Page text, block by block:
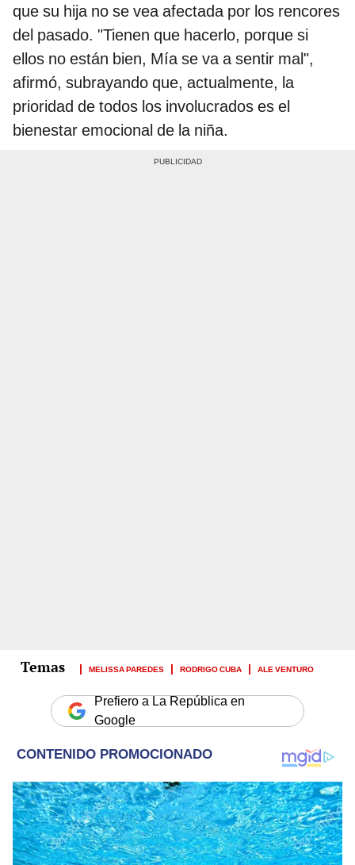
que su hija no se vea afectada por los rencores
del pasado. "Tienen que hacerlo, porque si
ellos no están bien, Mía se va a sentir mal",
afirmó, subrayando que, actualmente, la
prioridad de todos los involucrados es el
bienestar emocional de la niña.
MELISSA PAREDES RODRIGO CUBA ALE VENTURO
Prefiero a La República en
Google